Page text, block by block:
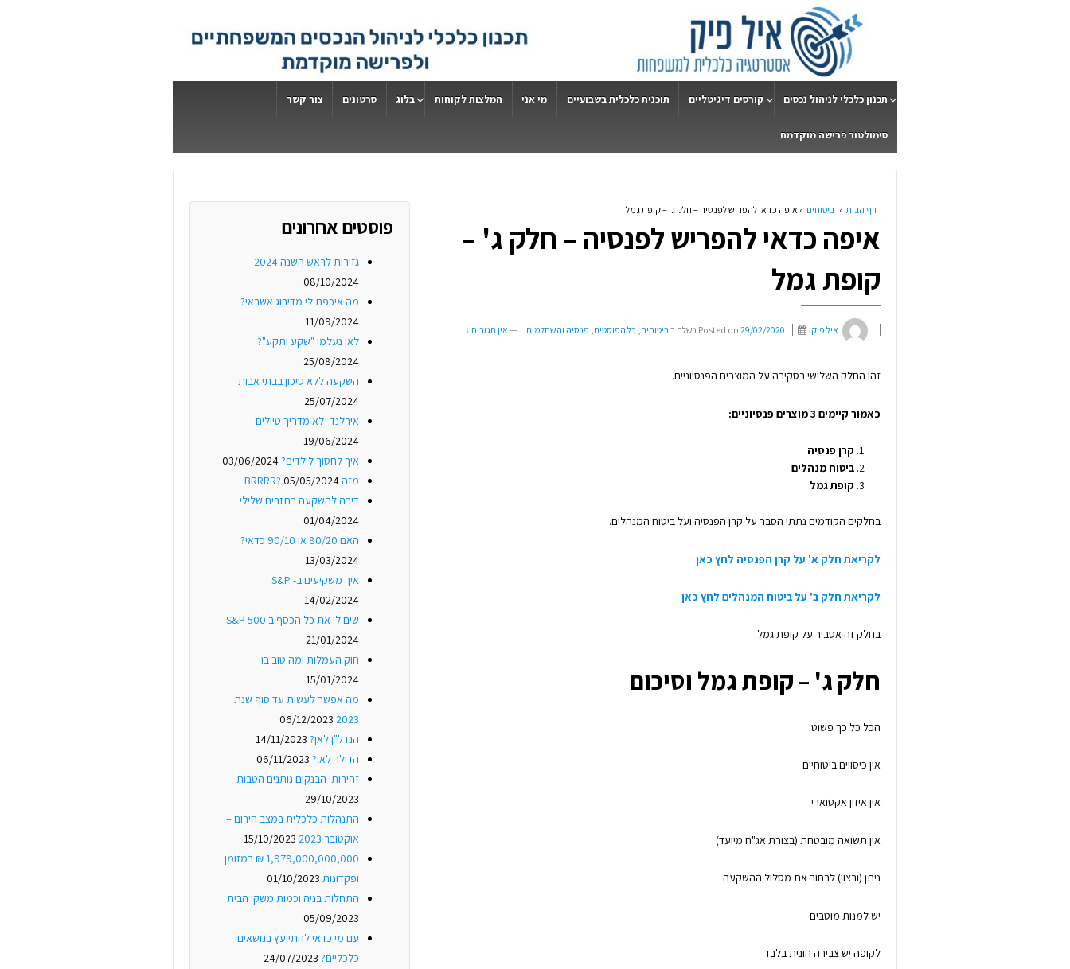
תכנון כלכלי לניהול נכסים קורסים דיגיטליים תוכנית כלכלית בשבועיים מי אני המלצות לקוחות בלוג סרטונים צור קשר
סימולטור פרישה מוקדמת
דף הבית › ביטוחים › איפה כדאי להפריש לפנסיה – חלק ג' – קופת גמל
איפה כדאי להפריש לפנסיה – חלק ג' –
קופת גמל
איל פיק Posted on 29/02/2020 נשלח בביטוחים, כל הפוסטים, פנסיה והשתלמות — אין תגובות ↓
זהו החלק השלישי בסקירה על המוצרים הפנסיוניים.
כאמור קיימים 3 מוצרים פנסיוניים:
קרן פנסיה
ביטוח מנהלים
קופת גמל
בחלקים הקודמים נתתי הסבר על קרן הפנסיה ועל ביטוח המנהלים.
לקריאת חלק א' על קרן הפנסיה לחץ כאן
לקריאת חלק ב' על ביטוח המנהלים לחץ כאן
בחלק זה אסביר על קופת גמל.
חלק ג' – קופת גמל וסיכום
הכל כל כך פשוט:
אין כיסויים ביטוחיים
אין איזון אקטוארי
אין תשואה מובטחת (בצורת אג"ח מיועד)
ניתן (ורצוי) לבחור את מסלול ההשקעה
יש למנות מוטבים
לקופה יש צבירה הונית בלבד
פוסטים אחרונים
גזירות לראש השנה 2024
08/10/2024
מה איכפת לי מדירוג אשראי?
11/09/2024
לאן נעלמו "שקע ותקע"?
25/08/2024
השקעה ללא סיכון בבתי אבות
25/07/2024
אירלנד–לא מדריך טיולים
19/06/2024
איך לחסוך לילדים?03/06/2024
מזה BRRRR?05/05/2024
דירה להשקעה בתזרים שלילי
01/04/2024
האם 80/20 או 90/10 כדאי?
13/03/2024
איך משקיעים ב- S&P
14/02/2024
שים לי את כל הכסף ב S&P 500
21/01/2024
חוק העמלות ומה טוב בו
15/01/2024
מה אפשר לעשות עד סוף שנת
2023
06/12/2023
הנדל"ן לאן? 14/11/2023
הדולר לאן? 06/11/2023
זהירות! הבנקים נותנים הטבות
29/10/2023
התנהלות כלכלית במצב חירום –
אוקטובר 2023
15/10/2023
1,979,000,000,000 ₪ במזומן
ופקדונות 01/10/2023
התחלות בניה וכמות משקי הבית
05/09/2023
עם מי כדאי להתייעץ בנושאים
כלכליים? 24/07/2023